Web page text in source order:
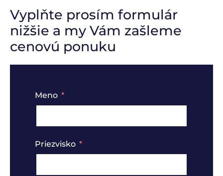
Vyplňte prosím formulár
nižšie a my Vám zašleme
cenovú ponuku
Meno
Priezvisko